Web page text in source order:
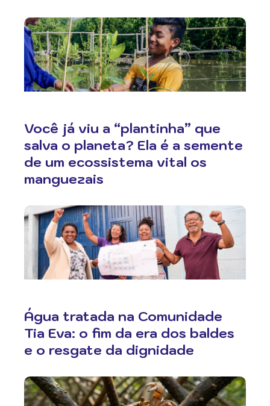
Você já viu a “plantinha” que
salva o planeta? Ela é a semente
de um ecossistema vital os
manguezais
Água tratada na Comunidade
Tia Eva: o fim da era dos baldes
e o resgate da dignidade